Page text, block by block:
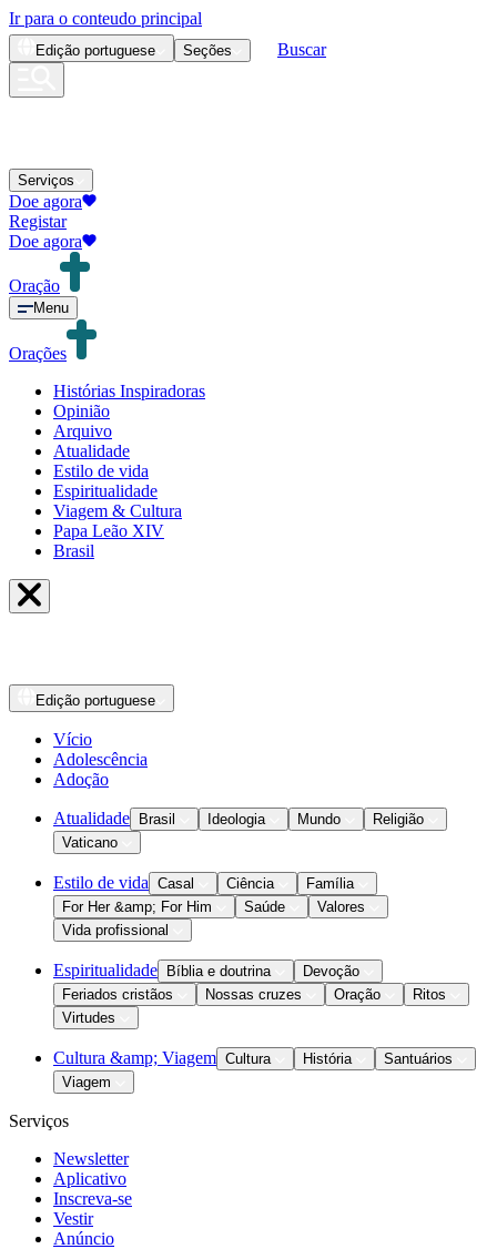
Ir para o conteudo principal
Edição portuguese Seções Buscar
Serviços
Doe agora
Registar
Doe agora
Oração
Menu
Orações
Histórias Inspiradoras
Opinião
Arquivo
Atualidade
Estilo de vida
Espiritualidade
Viagem & Cultura
Papa Leão XIV
Brasil
Edição portuguese
Vício
Adolescência
Adoção
Atualidade Brasil Ideologia Mundo
Religião
Vaticano
Estilo de vida Casal Ciência
Família
For Her &amp; For Him
Saúde
Valores
Vida profissional
Espiritualidade Bíblia e doutrina
Devoção
Feriados cristãos
Nossas cruzes Oração
Ritos
Virtudes
Cultura &amp; Viagem Cultura História
Santuários
Viagem
Serviços
Newsletter
Aplicativo
Inscreva-se
Vestir
Anúncio